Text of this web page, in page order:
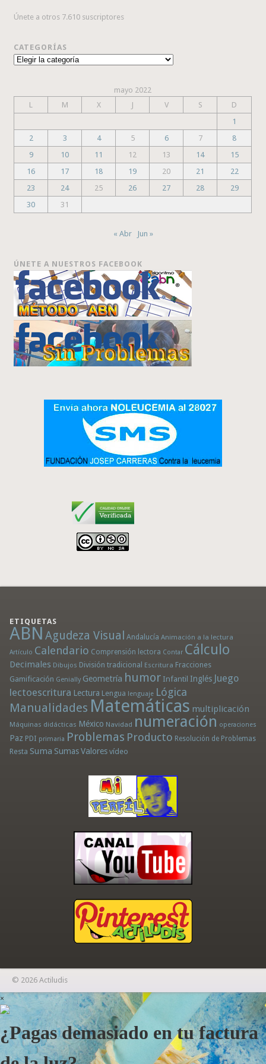
Únete a otros 7.610 suscriptores
CATEGORÍAS
Categorías
mayo 2022
L
M X J V S
D
1
2
3 4 5 6 7
8
9
10 11 12 13 14
15
16
17 18 19 20 21
22
23
24 25 26 27 28
29
30
31
« Abr Jun »
ÚNETE A NUESTROS FACEBOOK
ETIQUETAS
ABN Agudeza Visual Andalucía Animación a la lectura
Artículo Calendario Comprensión lectora Contar Cálculo
Decimales Dibujos División tradicional Escritura Fracciones
Gamificación Genially Geometría humor Infantil Inglés Juego
lectoescritura Lectura Lengua lenguaje Lógica
Manualidades Matemáticas multiplicación
Máquinas didácticas México Navidad numeración operaciones
Paz PDI primaria Problemas Producto Resolución de Problemas
Resta Suma Sumas Valores vídeo
© 2026 Actiludis
×
¿Pagas demasiado en tu factura